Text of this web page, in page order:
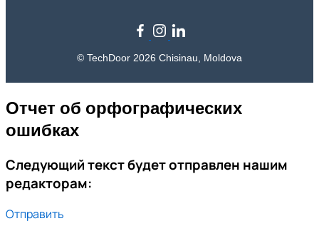
© TechDoor 2026 Chisinau, Moldova
Отчет об орфографических
ошибках
Следующий текст будет отправлен нашим
редакторам:
Отправить